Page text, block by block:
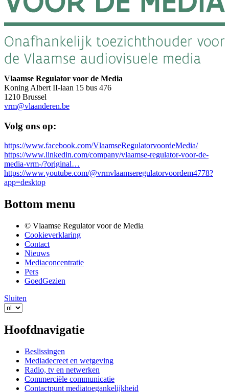
Vlaamse Regulator voor de Media
Koning Albert II-laan 15 bus 476
1210 Brussel
vrm@vlaanderen.be
Volg ons op:
https://www.facebook.com/VlaamseRegulatorvoordeMedia/
https://www.linkedin.com/company/vlaamse-regulator-voor-de-
media-vrm-/?original…
https://www.youtube.com/@vrmvlaamseregulatorvoordem4778?
app=desktop
Bottom menu
© Vlaamse Regulator voor de Media
Cookieverklaring
Contact
Nieuws
Mediaconcentratie
Pers
GoedGezien
Sluiten
Hoofdnavigatie
Beslissingen
Mediadecreet en wetgeving
Radio, tv en netwerken
Commerciële communicatie
Contactpunt mediatoegankelijkheid